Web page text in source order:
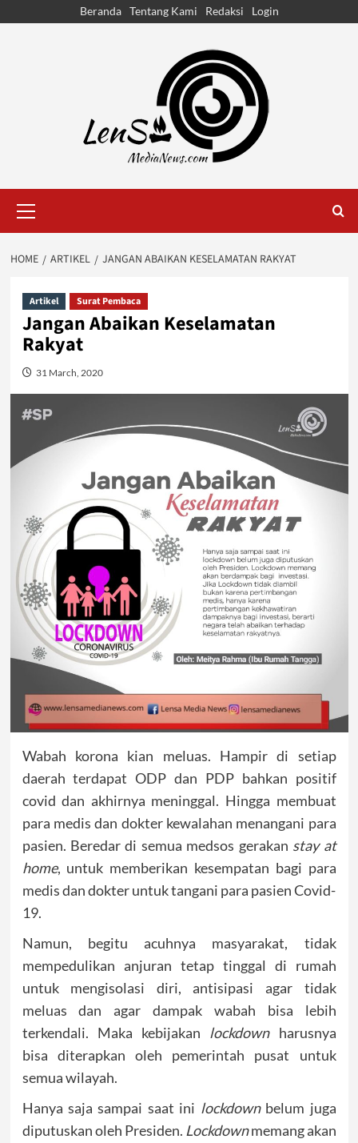
Beranda Tentang Kami Redaksi Login
Menu
HOME ARTIKEL JANGAN ABAIKAN KESELAMATAN RAKYAT
Artikel Surat Pembaca
Jangan Abaikan Keselamatan
Rakyat
31 March, 2020
Wabah korona kian meluas. Hampir di setiap
daerah terdapat ODP dan PDP bahkan positif
covid dan akhirnya meninggal. Hingga membuat
para medis dan dokter kewalahan menangani para
pasien. Beredar di semua medsos gerakan stay at
home, untuk memberikan kesempatan bagi para
medis dan dokter untuk tangani para pasien Covid-
19.
Namun, begitu acuhnya masyarakat, tidak
mempedulikan anjuran tetap tinggal di rumah
untuk mengisolasi diri, antisipasi agar tidak
meluas dan agar dampak wabah bisa lebih
terkendali. Maka kebijakan lockdownharusnya
bisa diterapkan oleh pemerintah pusat untuk
semua wilayah.
Hanya saja sampai saat ini lockdownbelum juga
diputuskan oleh Presiden. Lockdownmemang akan